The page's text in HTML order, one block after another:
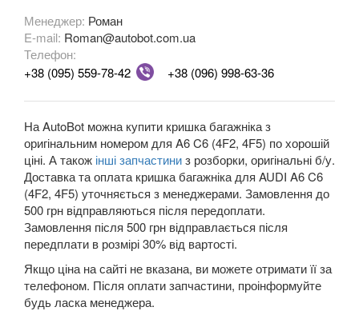
A6 Allroad Quattro C6 (4FH)
A6 C7 (4G2, 4G5)
A6 C8 (F2)
A6 C8 Allroad Quattro
A7 I Sportback (4GA)
A7 II Sportback (4G8)
A8 D3 (4E2, 4E8)
A8 D4 (4H)
Менеджер: Роман
E-mail: Roman@autobot.com.ua
Телефон:
+38 (095) 559-78-42
+38 (096) 998-63-36
На AutoBot можна купити кришка багажніка з
оригінальним номером для A6 C6 (4F2, 4F5) по хорошій
ціні. А також інші запчастиниз розборки, оригінальні б/у.
Доставка та оплата кришка багажніка для AUDI A6 C6
(4F2, 4F5) уточняється з менеджерами. Замовлення до
500 грн відправляються після передоплати.
Замовлення після 500 грн відправлається після
передплати в розмірі 30% від вартості.
Якщо ціна на сайті не вказана, ви можете отримати її за
телефоном. Після оплати запчастини, проінформуйте
будь ласка менеджера.